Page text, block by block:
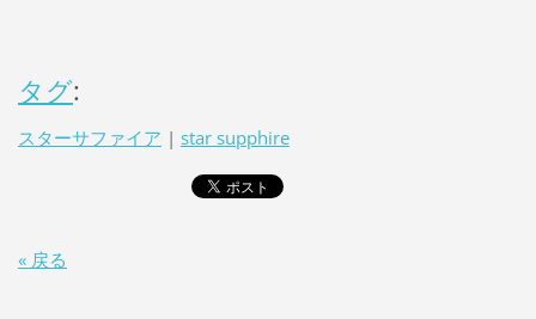
タグ:
スターサファイア | star supphire
« 戻る